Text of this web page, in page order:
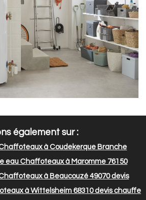
également sur :
à Coudekerque Branche
eau Chaffoteaux à Maromme 76150
à Beaucouzé 49070devis
à Wittelsheim 68310devis chauffe